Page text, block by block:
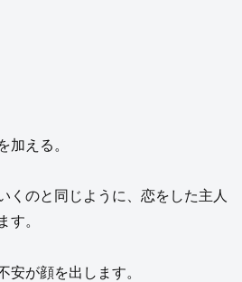
加える。
くのと同じように、恋をした主人
す。
安が顔を出します。